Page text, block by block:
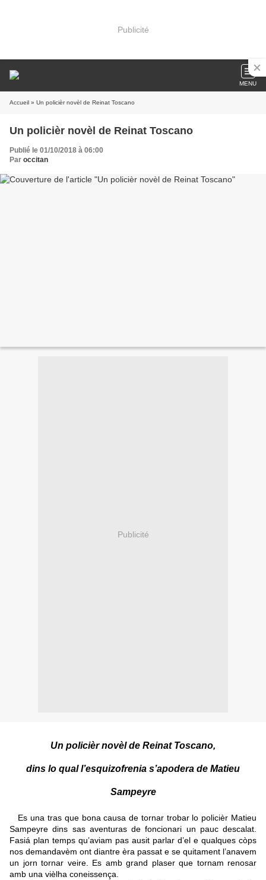
Publicité
MENU
Accueil » Un policièr novèl de Reinat Toscano
Un policièr novèl de Reinat Toscano
Publié le 01/10/2018 à 06:00
Par occitan
Publicité
Un policièr novèl de Reinat Toscano,
dins lo qual l’esquizofrenia s’apodera de Matieu
Sampeyre
Es una tras que bona causa de tornar trobar lo policièr Matieu
Sampeyre dins sas aventuras de foncionari un pauc descalat.
Fasiá plan temps qu’aviam pas ausit parlar d’el e qualques còps
nos demandavèm ont diantre èra passat e se quitament l’anavem
un jorn tornar veire. Es amb grand plaser que tornam renosar
amb una vièlha coneissença.